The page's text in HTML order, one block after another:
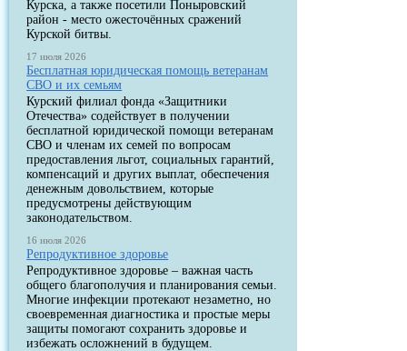
Курска, а также посетили Поныровский
район - место ожесточённых сражений
Курской битвы.
17 июля 2026
Бесплатная юридическая помощь ветеранам
СВО и их семьям
Курский филиал фонда «Защитники
Отечества» содействует в получении
бесплатной юридической помощи ветеранам
СВО и членам их семей по вопросам
предоставления льгот, социальных гарантий,
компенсаций и других выплат, обеспечения
денежным довольствием, которые
предусмотрены действующим
законодательством.
16 июля 2026
Репродуктивное здоровье
Репродуктивное здоровье – важная часть
общего благополучия и планирования семьи.
Многие инфекции протекают незаметно, но
своевременная диагностика и простые меры
защиты помогают сохранить здоровье и
избежать осложнений в будущем.